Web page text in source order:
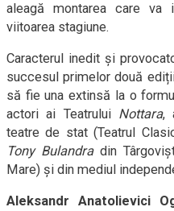
aleagă montarea care va
viitoarea stagiune.
Caracterul inedit și
succesul primelor două
să fie una extinsă la o
actori ai Teatrului Nottara,
teatre de stat (Teatrul
Tony Bulandradin
Mare) și din mediul
Aleksandr Anatolievici